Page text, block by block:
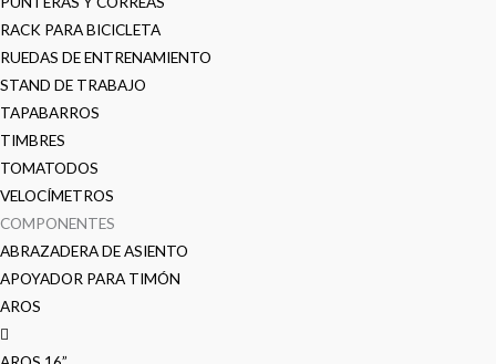
RACK PARA BICICLETA
RUEDAS DE ENTRENAMIENTO
STAND DE TRABAJO
TAPABARROS
TIMBRES
TOMATODOS
VELOCÍMETROS
COMPONENTES
ABRAZADERA DE ASIENTO
APOYADOR PARA TIMÓN
AROS